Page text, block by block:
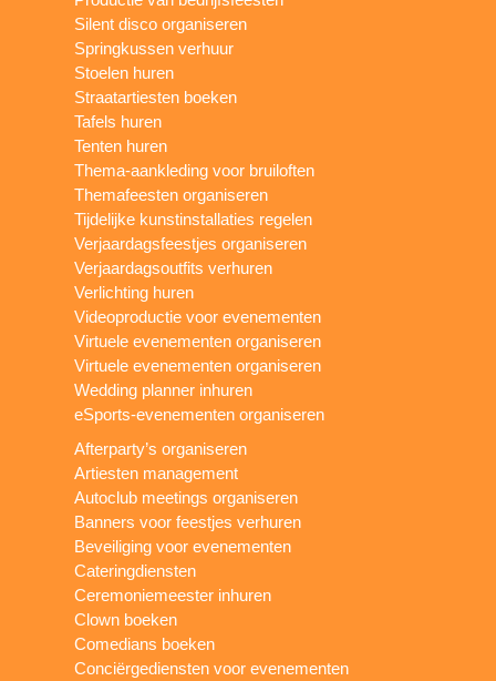
Silent disco organiseren
Springkussen verhuur
Stoelen huren
Straatartiesten boeken
Tafels huren
Tenten huren
Thema-aankleding voor bruiloften
Themafeesten organiseren
Tijdelijke kunstinstallaties regelen
Verjaardagsfeestjes organiseren
Verjaardagsoutfits verhuren
Verlichting huren
Videoproductie voor evenementen
Virtuele evenementen organiseren
Virtuele evenementen organiseren
Wedding planner inhuren
eSports-evenementen organiseren
Afterparty’s organiseren
Artiesten management
Autoclub meetings organiseren
Banners voor feestjes verhuren
Beveiliging voor evenementen
Cateringdiensten
Ceremoniemeester inhuren
Clown boeken
Comedians boeken
Conciërgediensten voor evenementen